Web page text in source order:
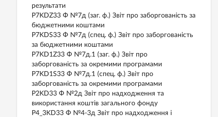
результати
P7KDZ33 Ф №7д (заг. ф.) Звіт про заборгованість за
бюджетними коштами
P7KDS33 Ф №7д (спец. ф.) Звіт про заборгованість
за бюджетними коштами
P7KD1Z33 Ф №7д.1 (заг. ф.) Звіт про
заборгованість за окремими програмами
P7KD1S33 Ф №7д.1 (спец. ф.) Звіт про
заборгованість за окремими програмами
P2KD33 Ф №2д Звіт про надходження та
використання коштів загального фонду
P4_3KD33 Ф №4-3д Звіт про надходження і